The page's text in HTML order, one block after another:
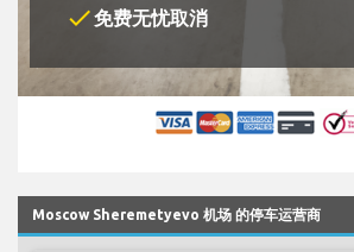
check免费无忧取消
Moscow Sheremetyevo 机场 的停车运营商